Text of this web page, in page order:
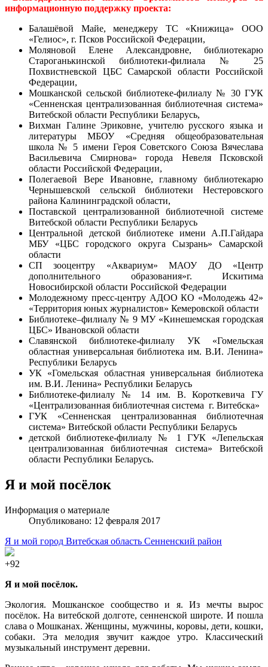
информационную поддержку проекта:
Балашёвой Майе, менеджеру ТС «Книжица» ООО
«Гелиос», г. Псков Российской Федерации,
Моляновой Елене Александровне, библиотекарю
Староганькинской библиотеки-филиала № 25
Похвистневской ЦБС Самарской области Российской
Федерации,
Мошканской сельской библиотеке-филиалу № 30 ГУК
«Сенненская централизованная библиотечная система»
Витебской области Республики Беларусь,
Вихман Галине Эриковне, учителю русского языка и
литературы МБОУ «Средняя общеобразовательная
школа № 5 имени Героя Советского Союза Вячеслава
Васильевича Смирнова» города Невеля Псковской
области Российской Федерации,
Полегаевой Вере Ивановне, главному библиотекарю
Чернышевской сельской библиотеки Нестеровского
района Калининградской области,
Поставской централизованной библиотечной системе
Витебской области Республики Беларусь
Центральной детской библиотеке имени А.П.Гайдара
МБУ «ЦБС городского округа Сызрань» Самарской
области
СП зооцентру «Аквариум» МАОУ ДО «Центр
дополнительного образования»г. Искитима
Новосибирской области Российской Федерации
Молодежному пресс-центру АДОО КО «Молодежь 42»
«Территория юных журналистов» Кемеровской области
Библиотеке–филиалу № 9 МУ «Кинешемская городская
ЦБС» Ивановской области
Славянской библиотеке-филиалу УК «Гомельская
областная универсальная библиотека им. В.И. Ленина»
Республики Беларусь
УК «Гомельская областная универсальная библиотека
им. В.И. Ленина» Республики Беларусь
Библиотеке-филиалу № 14 им. В. Короткевича ГУ
«Централизованная библиотечная система г. Витебска»
ГУК «Сенненская централизованная библиотечная
система» Витебской области Республики Беларусь
детской библиотеке-филиалу № 1 ГУК «Лепельская
централизованная библиотечная система» Витебской
области Республики Беларусь.
Я и мой посёлок
Информация о материале
Опубликовано: 12 февраля 2017
Я и мой город Витебская область Сенненский район
+92
Я и мой посёлок.
Экология. Мошканское сообщество и я. Из мечты вырос
посёлок. На витебской долготе, сенненской широте. И пошла
слава о Мошканах. Женщины, мужчины, коровы, дети, кошки,
собаки. Эта мелодия звучит каждое утро. Классический
музыкальный инструмент деревни.